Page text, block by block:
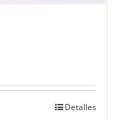
Detalles